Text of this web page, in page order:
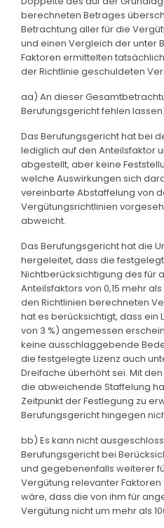
berechneten Betrages
Betrachtung aller für die
und einen Vergleich der unter
Faktoren ermittelten
der Richtlinie geschuldeten
aa) An dieser
Berufungsgericht fehlen lassen.
Das Berufungsgericht hat bei
lediglich auf den Anteilsfaktor
abgestellt, aber keine
welche Auswirkungen sich
vereinbarte Abstaffelung von
Vergütungsrichtlinien
abweicht.
Das Berufungsgericht hat die
hergeleitet, dass die
Nichtberücksichtigung des für
Anteilsfaktors von 0,15 mehr
den Richtlinien berechneten
hat es berücksichtigt, dass ein
von 3 %) angemessen
keine ausschlaggebende
die festgelegte Lizenz auch
Dreifache überhöht sei. Mit
die abweichende Staffelung
Zeitpunkt der Festlegung zu
Berufungsgericht hingegen
bb) Es kann nicht
Berufungsgericht bei
und gegebenenfalls weiterer
Vergütung relevanter
wäre, dass die von ihm für
Vergütung nicht um mehr als